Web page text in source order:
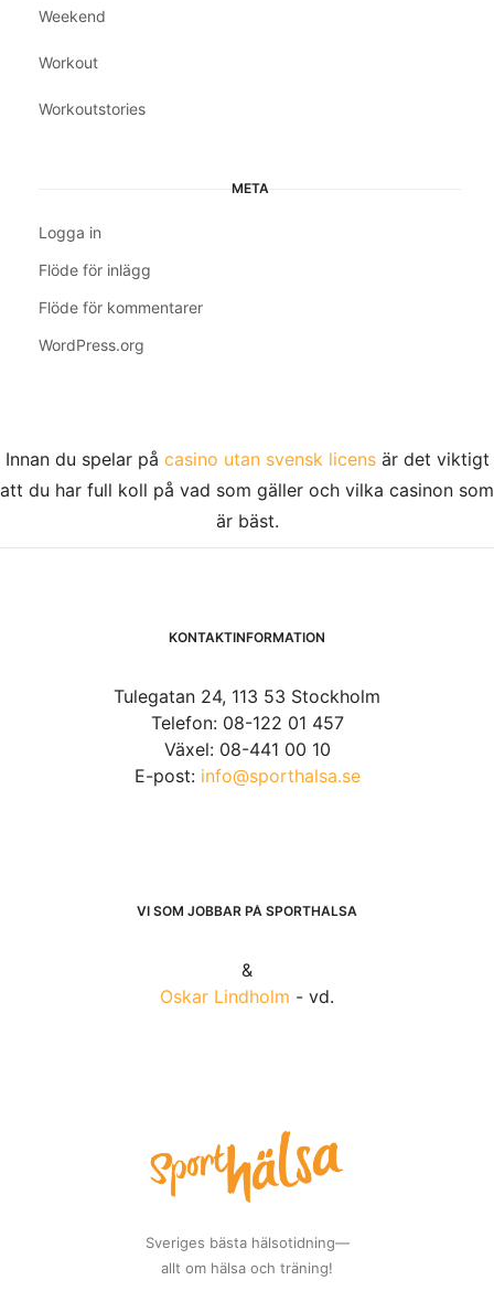
Weekend
Workout
Workoutstories
META
Logga in
Flöde för inlägg
Flöde för kommentarer
WordPress.org
Innan du spelar på casino utan svensk licensär det viktigt
att du har full koll på vad som gäller och vilka casinon som
är bäst.
KONTAKTINFORMATION
Tulegatan 24, 113 53 Stockholm
Telefon: 08-122 01 457
Växel: 08-441 00 10
E-post: info@sporthalsa.se
VI SOM JOBBAR PÅ SPORTHÄLSA
&
Oskar Lindholm - vd.
Sveriges bästa hälsotidning—
allt om hälsa och träning!